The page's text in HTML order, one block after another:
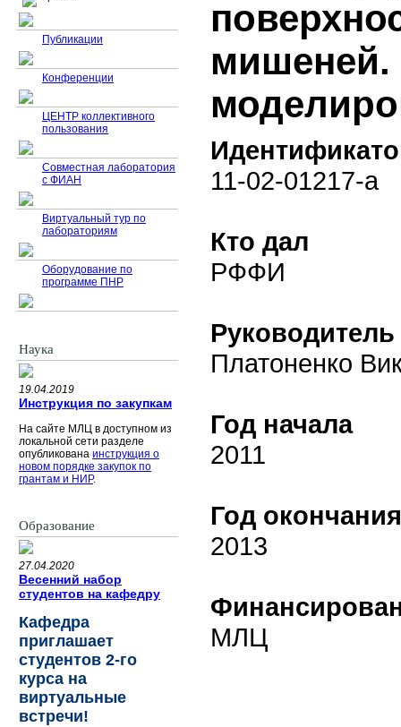
Публикации
Конференции
ЦЕНТР коллективного
пользования
Совместная лаборатория
с ФИАН
Виртуальный тур по
лабораториям
Оборудование по
программе ПНР
Наука
19.04.2019
Инструкция по закупкам
На сайте МЛЦ в доступном из
локальной сети разделе
опубликована инструкция о
новом порядке закупок по
грантам и НИР.
Образование
27.04.2020
Весенний набор
студентов на кафедру
Кафедра
приглашает
студентов 2-го
курса на
виртуальные
встречи!
мишеней.
11-02-01217-а
Кто дал
РФФИ
Руководитель
Платоненко
Год начала
2011
Год окончания
2013
МЛЦ